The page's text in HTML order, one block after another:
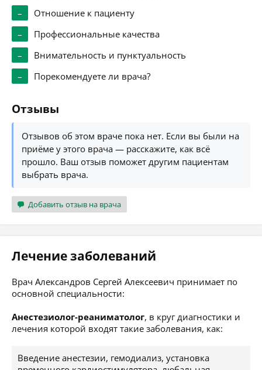
–
Отношение к пациенту
–
Профессиональные качества
–
Внимательность и пунктуальность
–
Порекомендуете ли врача?
Отзывы
Отзывов об этом враче пока нет. Если вы были на
приёме у этого врача — расскажите, как всё
прошло. Ваш отзыв поможет другим пациентам
выбрать врача.
Добавить отзыв на врача
Лечение заболеваний
Врач Александров Сергей Алексеевич принимает по
основной специальности:
Анестезиолог-реаниматолог, в круг диагностики и
лечения которой входят такие заболевания, как:
Введение анестезии, гемодиализ, установка